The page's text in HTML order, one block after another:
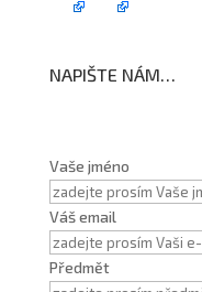
NAPIŠTE NÁM…
Vaše jméno
Váš email
Předmět